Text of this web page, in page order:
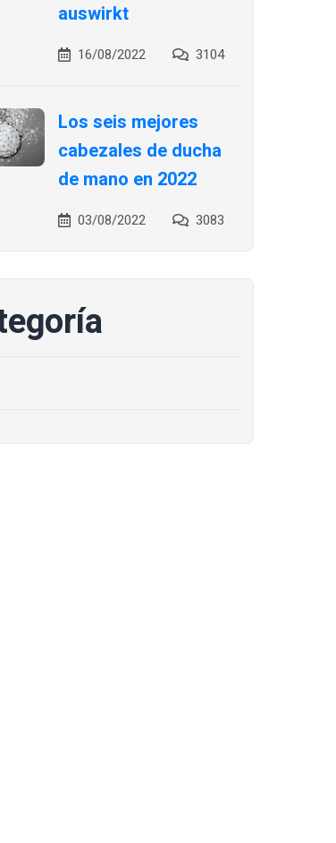
auswirkt
16/08/2022 3104
Los seis mejores
cabezales de ducha
de mano en 2022
03/08/2022 3083